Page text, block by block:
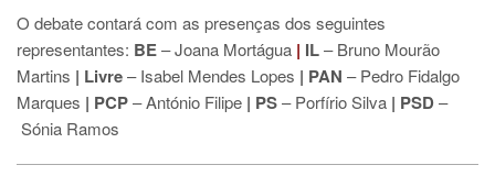
O debate contará com as presenças dos seguintes
representantes: BE– Joana Mortágua | IL– Bruno Mourão
Martins | Livre– Isabel Mendes Lopes | PAN – Pedro Fidalgo
Marques | PCP– António Filipe | PS– Porfírio Silva | PSD–
Sónia Ramos